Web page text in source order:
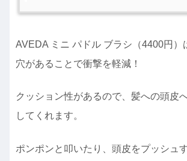
AVEDA ミニ パドル ブラシ（4400円）
穴があることで衝撃を軽減！
クッション性があるので、髪への頭皮
してくれます。
ポンポンと叩いたり、頭皮をプッシュ